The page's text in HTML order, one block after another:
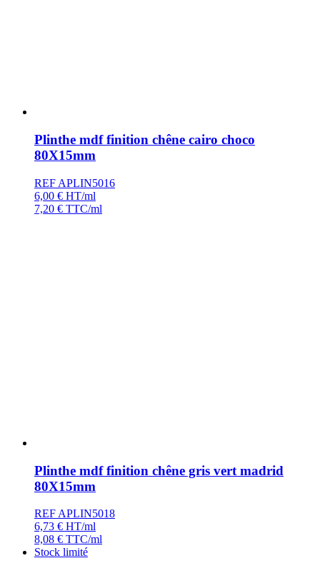
Plinthe mdf finition chêne cairo choco
80X15mm
REF APLIN5016
6,00 € HT/ml
7,20 € TTC/ml
Plinthe mdf finition chêne gris vert madrid
80X15mm
REF APLIN5018
6,73 € HT/ml
8,08 € TTC/ml
Stock limité